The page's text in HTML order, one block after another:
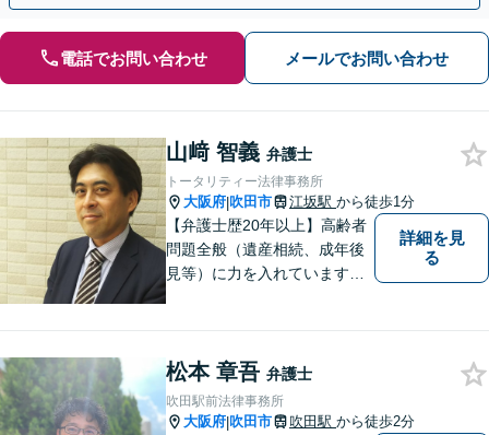
電話でお問い合わせ メールでお問い合わせ
山﨑 智義 弁護士
トータリティー法律事務所
大阪府|吹田市 江坂駅 から徒歩1分
【弁護士歴20年以上】高齢者
問題全般（遺産相続、成年後
見等）に力を入れています。
詳細を見
る
松本 章吾 弁護士
吹田駅前法律事務所
大阪府|吹田市 吹田駅 から徒歩2分